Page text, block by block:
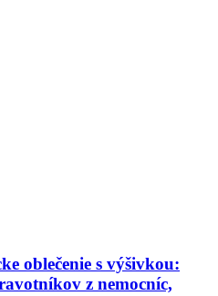
oblečenie s výšivkou:
z nemocníc,